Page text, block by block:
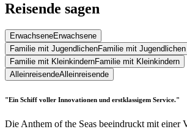
Reisende sagen
ErwachseneErwachsene
Familie mit JugendlichenFamilie mit Jugendlichen
Familie mit KleinkindernFamilie mit Kleinkindern
AlleinreisendeAlleinreisende
"Ein Schiff voller Innovationen und erstklassigem Service."
Die Anthem of the Seas beeindruckt mit einer